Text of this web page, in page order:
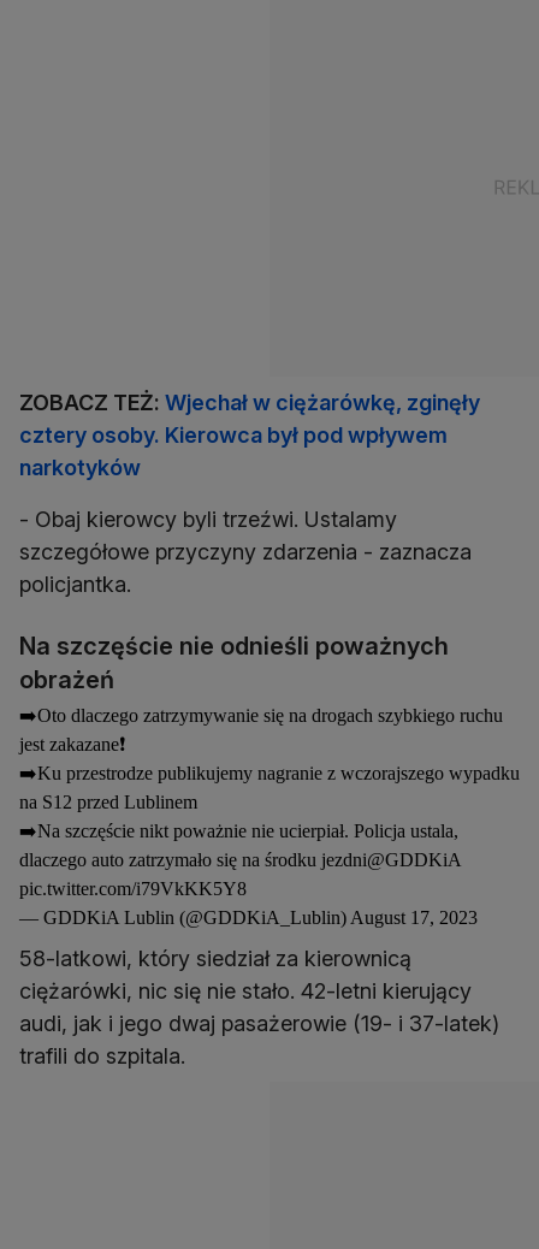
ZOBACZ TEŻ: Wjechał w ciężarówkę, zginęły
cztery osoby. Kierowca był pod wpływem
narkotyków
- Obaj kierowcy byli trzeźwi. Ustalamy
szczegółowe przyczyny zdarzenia - zaznacza
policjantka.
Na szczęście nie odnieśli poważnych
obrażeń
➡️Oto dlaczego zatrzymywanie się na drogach szybkiego ruchu
jest zakazane❗️
➡️Ku przestrodze publikujemy nagranie z wczorajszego wypadku
na S12 przed Lublinem
➡️Na szczęście nikt poważnie nie ucierpiał. Policja ustala,
dlaczego auto zatrzymało się na środku jezdni@GDDKiA
pic.twitter.com/i79VkKK5Y8
— GDDKiA Lublin (@GDDKiA_Lublin) August 17, 2023
58-latkowi, który siedział za kierownicą
ciężarówki, nic się nie stało. 42-letni kierujący
audi, jak i jego dwaj pasażerowie (19- i 37-latek)
trafili do szpitala.